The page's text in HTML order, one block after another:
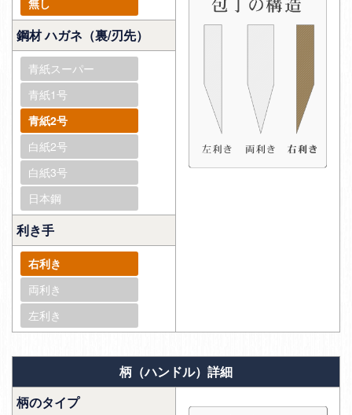
無し
鋼材 ハガネ（裏/刃先）
青紙スーパー
青紙1号
青紙2号
白紙2号
白紙3号
日本鋼
利き手
右利き
両利き
左利き
柄（ハンドル）詳細
柄のタイプ